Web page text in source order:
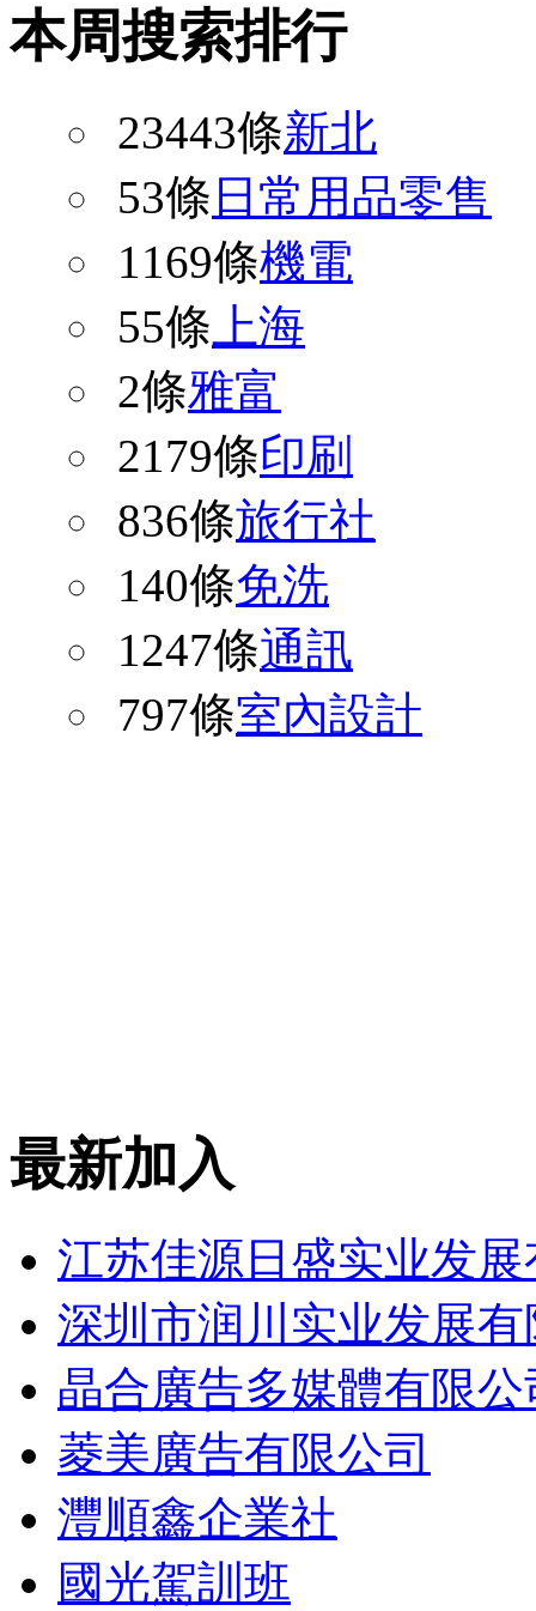
本周搜索排行
23443條新北
53條日常用品零售
1169條機電
55條 上海
2條雅富
2179條印刷
836條旅行社
140條免洗
1247條通訊
797條室內設計
最新加入
江苏佳源日盛实业发
深圳市润川实业发展
晶合廣告多媒體有限公
菱美廣告有限公司
灃順鑫企業社
國光駕訓班